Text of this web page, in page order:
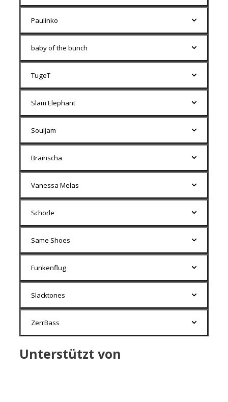
Paulinko
baby of the bunch
TugeT
Slam Elephant
Souljam
Brainscha
Vanessa Melas
Schorle
Same Shoes
Funkenflug
Slacktones
ZerrBass
Unterstützt von